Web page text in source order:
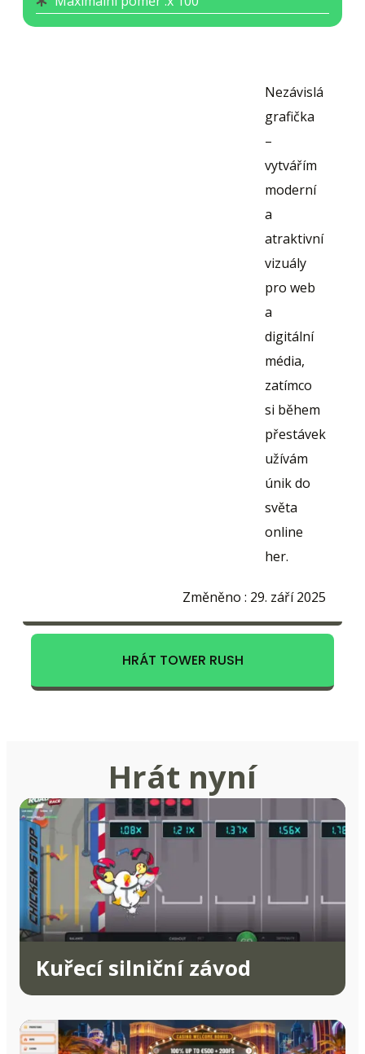
Nezávislá
grafička
–
vytvářím
moderní
a
atraktivní
vizuály
pro web
a
digitální
média,
zatímco
si během
přestávek
užívám
únik do
světa
online
her.
Změněno : 29. září 2025
HRÁT TOWER RUSH
Hrát nyní
Kuřecí silniční závod